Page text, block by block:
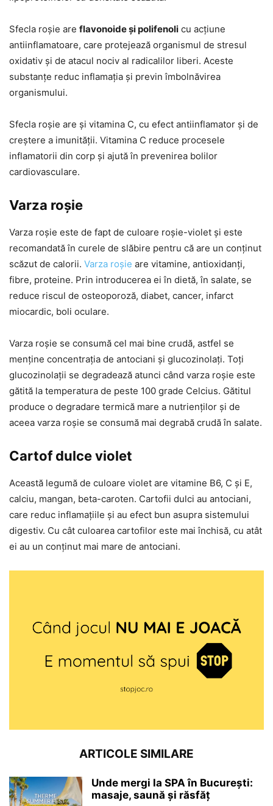
Sfecla roșie are flavonoide și polifenoli cu acțiune
antiinflamatoare, care protejează organismul de stresul
oxidativ și de atacul nociv al radicalilor liberi. Aceste
substanțe reduc inflamația și previn îmbolnăvirea
organismului.
Sfecla roșie are și vitamina C, cu efect antiinflamator și de
creștere a imunității. Vitamina C reduce procesele
inflamatorii din corp și ajută în prevenirea bolilor
cardiovasculare.
Varza roșie
Varza roșie este de fapt de culoare roșie-violet și este
recomandată în curele de slăbire pentru că are un conținut
scăzut de calorii. Varza roșie are vitamine, antioxidanți,
fibre, proteine. Prin introducerea ei în dietă, în salate, se
reduce riscul de osteoporoză, diabet, cancer, infarct
miocardic, boli oculare.
Varza roșie se consumă cel mai bine crudă, astfel se
menține concentrația de antociani și glucozinolați. Toți
glucozinolații se degradează atunci când varza roșie este
gătită la temperatura de peste 100 grade Celcius. Gătitul
produce o degradare termică mare a nutrienților și de
aceea varza roșie se consumă mai degrabă crudă în salate.
Cartof dulce violet
Această legumă de culoare violet are vitamine B6, C și E,
calciu, mangan, beta-caroten. Cartofii dulci au antociani,
care reduc inflamațiile și au efect bun asupra sistemului
digestiv. Cu cât culoarea cartofilor este mai închisă, cu atât
ei au un conținut mai mare de antociani.
ARTICOLE SIMILARE
Unde mergi la SPA în București:
masaje, saună și răsfăț